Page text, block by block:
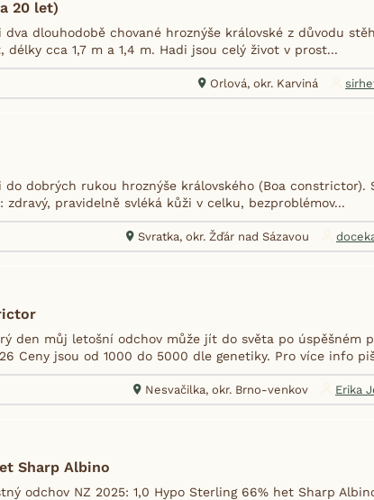
20 let)
dlouhodobě chované hroznýše královské z důvodu
cca 1,7 m a 1,4 m. Hadi jsou celý život v prost...
Orlová, okr. Karviná
dobrých rukou hroznýše královského (Boa constrictor).
pravidelně svléká kůži v celku, bezproblémov...
Svratka, okr. Žďár nad Sázavou
den můj letošní odchov může jít do světa po úspěšném
Ceny jsou od 1000 do 5000 dle genetiky. Pro více info
Nesvačilka, okr. Brno-venkov Erika
Sharp Albino
odchov NZ 2025: 1,0 Hypo Sterling 66% het Sharp